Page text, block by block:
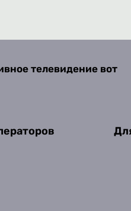
телевидение вот